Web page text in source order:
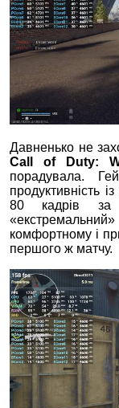
Давненько не
Call of Duty:
порадувала.
продуктивність
80 кадрів за
комфортному і
першого ж матчу.